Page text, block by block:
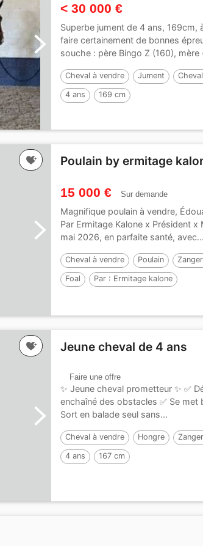
< 30 000 €
Superbe jument de 4 ans, 169cm,
faire certainement de bonnes
souche : père Bingo Z (160), mère
Cheval à vendre Jument
4 ans 169 cm
Poulain by ermitage
15 000 € Sur demande
Magnifique poulain à vendre,
Par Ermitage Kalone x Président x
mai 2026, en parfaite santé, avec...
Cheval à vendre Poulain
Foal Par : Ermitage kalone
Jeune cheval de 4 ans
Faire une offre
✨ Jeune cheval prometteur ✨ ✅
enchaîné des obstacles ✅ Se met
Sort en balade seul sans...
Cheval à vendre Hongre
4 ans 167 cm